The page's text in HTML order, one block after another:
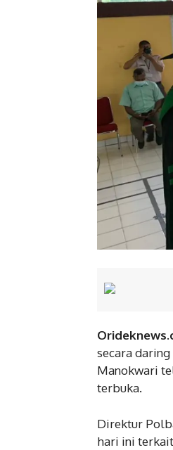
secara
Manokwari
terbuka.
Direktur
hari ini